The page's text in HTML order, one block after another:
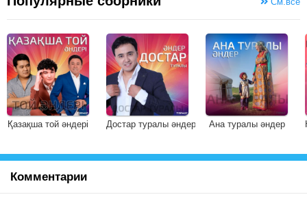
Қазақша той әндері Достар туралы әндер Ана туралы әндер
Комментарии